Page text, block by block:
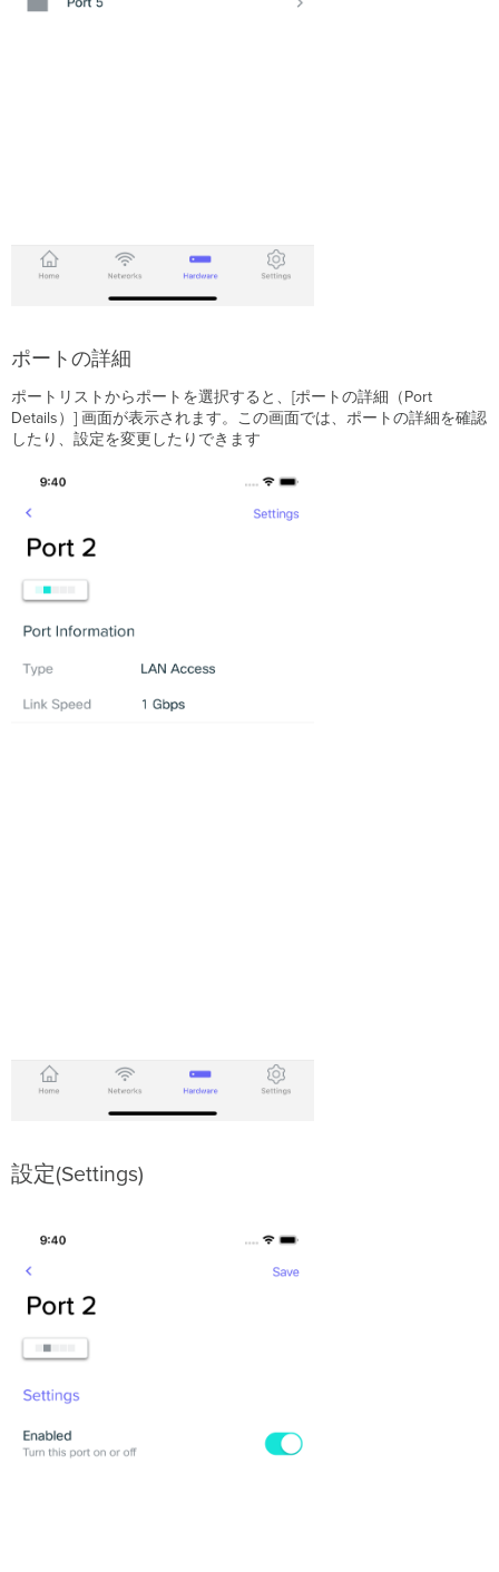
ポートの詳細
ポートリストからポートを選択すると、[ポートの詳細（Port
Details）] 画面が表示されます。この画面では、ポートの詳細を確認
したり、設定を変更したりできます
設定(Settings)